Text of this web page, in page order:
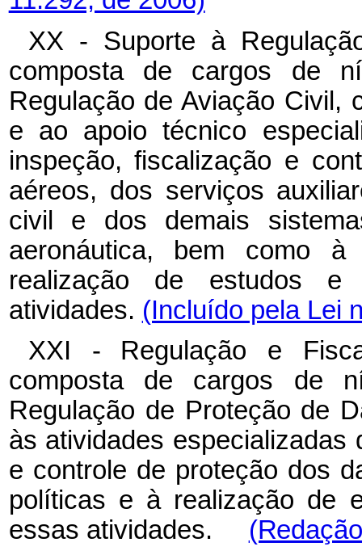
XX - Suporte à
composta de cargos de
Regulação de Aviação Civil,
e ao apoio técnico
inspeção, fiscalização e
aéreos, dos serviços
civil e dos demais
aeronáutica, bem como
realização de estudos e
atividades. (Incluído pela Lei
XXI - Regulação e
composta de cargos de
Regulação de Proteção de
às atividades especializadas
e controle de proteção dos
políticas e à realização de
essas atividades.